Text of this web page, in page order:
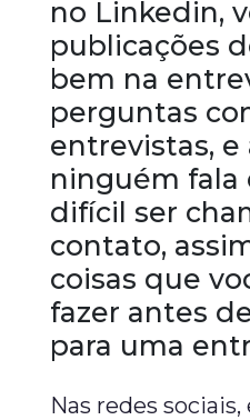
no Linkedin,
publicações
bem na
perguntas
entrevistas, e
ninguém fala
difícil ser
contato,
coisas que
fazer antes
para uma
Nas redes